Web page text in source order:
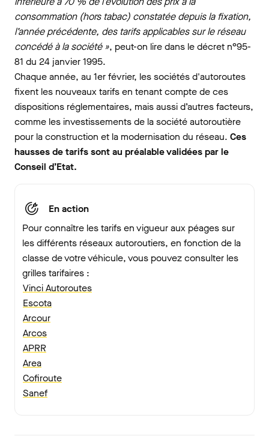
consommation (hors tabac) constatée depuis la fixation,
l’année précédente, des tarifs applicables sur le réseau
concédé à la société », peut-on lire dans le décret n°95-
81 du 24 janvier 1995.
Chaque année, au 1er février, les sociétés d'autoroutes
fixent les nouveaux tarifs en tenant compte de ces
dispositions réglementaires, mais aussi d’autres facteurs,
comme les investissements de la société autoroutière
pour la construction et la modernisation du réseau. Ces
hausses de tarifs sont au préalable validées par le
Conseil d’Etat.
En action
Pour connaître les tarifs en vigueur aux péages sur
les différents réseaux autoroutiers, en fonction de la
classe de votre véhicule, vous pouvez consulter les
grilles tarifaires :
Vinci Autoroutes
Escota
Arcour
Arcos
APRR
Area
Cofiroute
Sanef